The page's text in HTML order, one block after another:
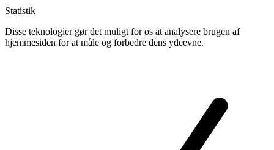
Statistik
Disse teknologier gør det muligt for os at analysere brugen af
hjemmesiden for at måle og forbedre dens ydeevne.